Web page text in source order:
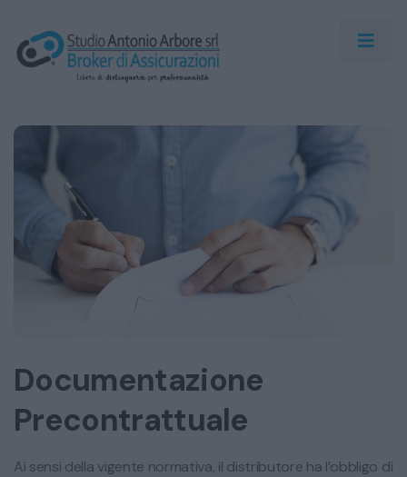
Documentazione
Precontrattuale
Ai sensi della vigente normativa, il distributore ha l’obbligo di